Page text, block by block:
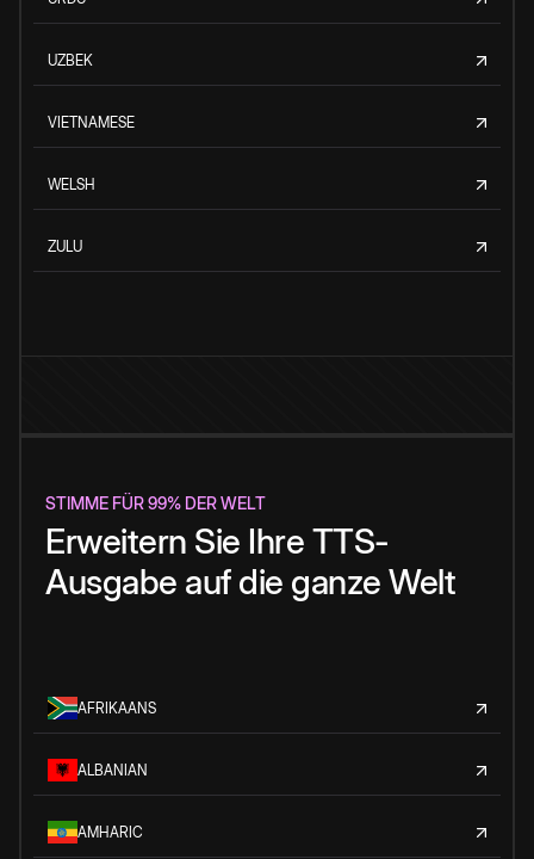
UZBEK
VIETNAMESE
WELSH
ZULU
STIMME FÜR 99% DER WELT
Erweitern Sie Ihre TTS-
Ausgabe auf die ganze Welt
AFRIKAANS
ALBANIAN
AMHARIC